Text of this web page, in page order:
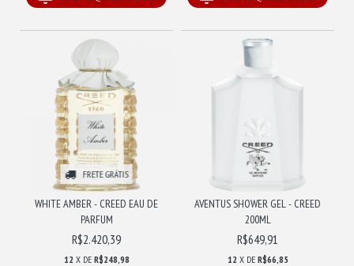
FRETE GRÁTIS
WHITE AMBER - CREED EAU DE
PARFUM
R$2.420,39
12 X DE R$248,98
AVENTUS SHOWER GEL - CREED
200ML
R$649,91
12 X DE R$66,85